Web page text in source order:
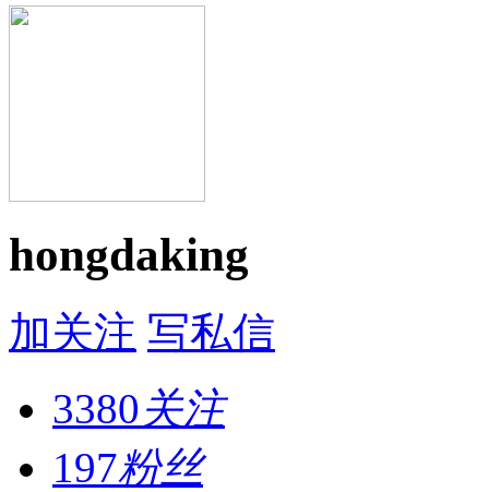
hongdaking
加关注 写私信
3380关注
197粉丝